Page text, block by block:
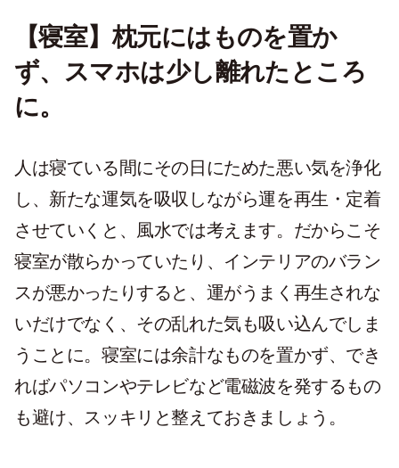
【寝室】枕元にはものを置か
ず、スマホは少し離れたところ
に。
人は寝ている間にその日にためた悪い気を浄化
し、新たな運気を吸収しながら運を再生・定着
させていくと、風水では考えます。だからこそ
寝室が散らかっていたり、インテリアのバラン
スが悪かったりすると、運がうまく再生されな
いだけでなく、その乱れた気も吸い込んでしま
うことに。寝室には余計なものを置かず、でき
ればパソコンやテレビなど電磁波を発するもの
も避け、スッキリと整えておきましょう。